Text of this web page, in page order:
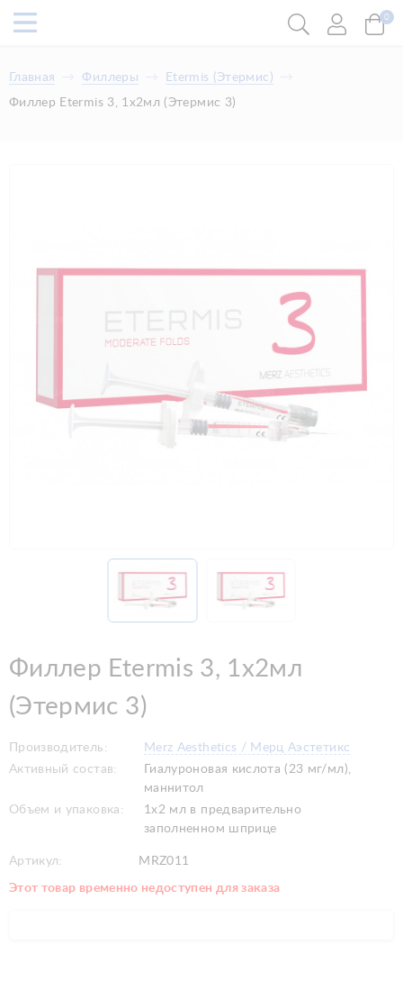
0
Главная Филлеры
Etermis (Этермис)
Филлер Etermis 3, 1х2мл (Этермис 3)
Филлер Etermis 3, 1х2мл
(Этермис 3)
Производитель:
Merz Aesthetics / Мерц Аэстетикс
Активный состав:
Гиалуроновая кислота (23 мг/мл),
маннитол
Объем и упаковка:
1х2 мл в предварительно
заполненном шприце
Артикул: MRZ011
Этот товар временно недоступен для заказа